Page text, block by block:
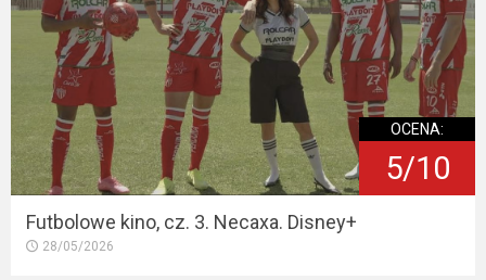
OCENA:
5/10
Futbolowe kino, cz. 3. Necaxa. Disney+
28/05/2026